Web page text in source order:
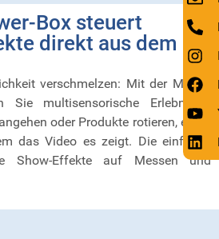
Box steuert
direkt aus dem
verschmelzen: Mit der Media-
Sie multisensorische Erlebnisse.
oder Produkte rotieren, exakt
das Video es zeigt. Die einfache
Show-Effekte auf Messen und